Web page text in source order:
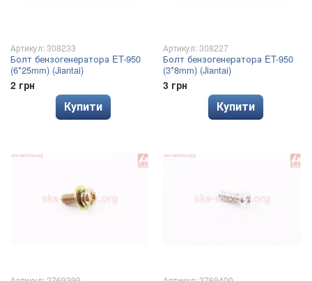
Артикул: 308233
Болт бензогенератора ET-950
(6*25mm) (Jiantai)
2 грн
Купити
Артикул: 308227
Болт бензогенератора ET-950
(3*8mm) (Jiantai)
3 грн
Купити